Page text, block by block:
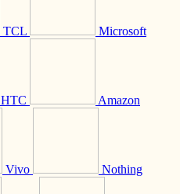
TCL Microsoft
HTC Amazon
Vivo Nothing